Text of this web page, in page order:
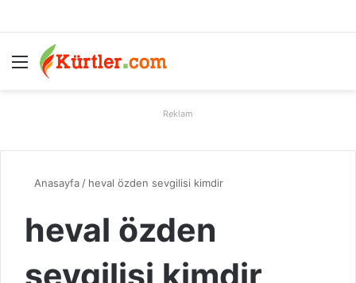
Menü
Reklam
Anasayfa / heval özden sevgilisi kimdir
heval özden
sevgilisi kimdir